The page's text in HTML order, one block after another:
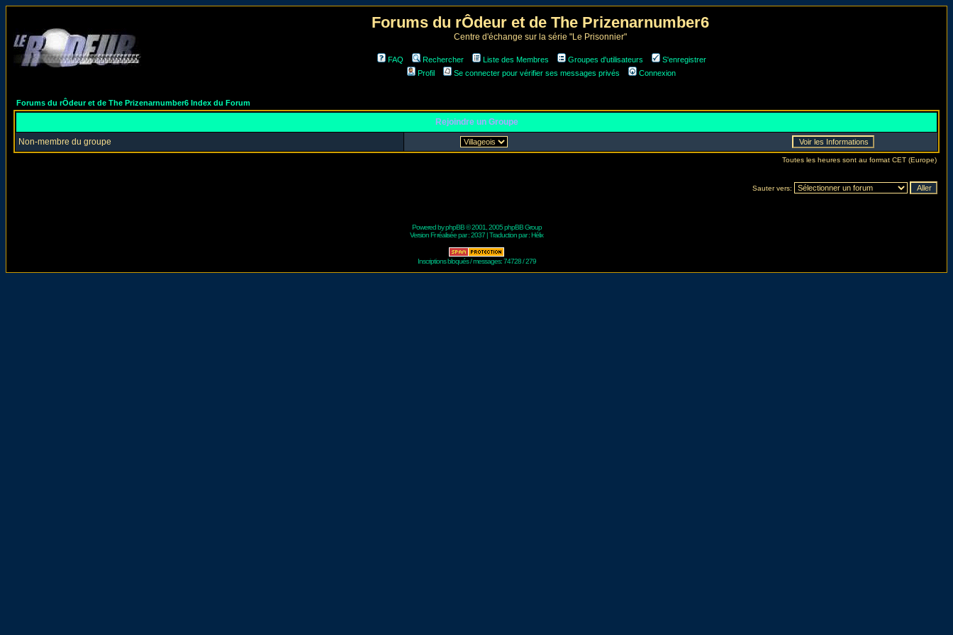
Forums du rÔdeur et de The Prizenarnumber6
Centre d'échange sur la série "Le Prisonnier"
FAQ Rechercher Liste des Membres Groupes d'utilisateurs
S'enregistrer
Profil
Se connecter pour vérifier ses messages privés Connexion
Forums du rÔdeur et de The Prizenarnumber6 Index du Forum
Rejoindre un Groupe
Non-membre du groupe
Toutes les heures sont au format CET (Europe)
Sauter vers:
Powered byphpBB© 2001, 2005 phpBB Group
Version Fr réalisée par :2037 | Traduction par :Hélix
Inscriptions bloqués / messages: 74728 / 279